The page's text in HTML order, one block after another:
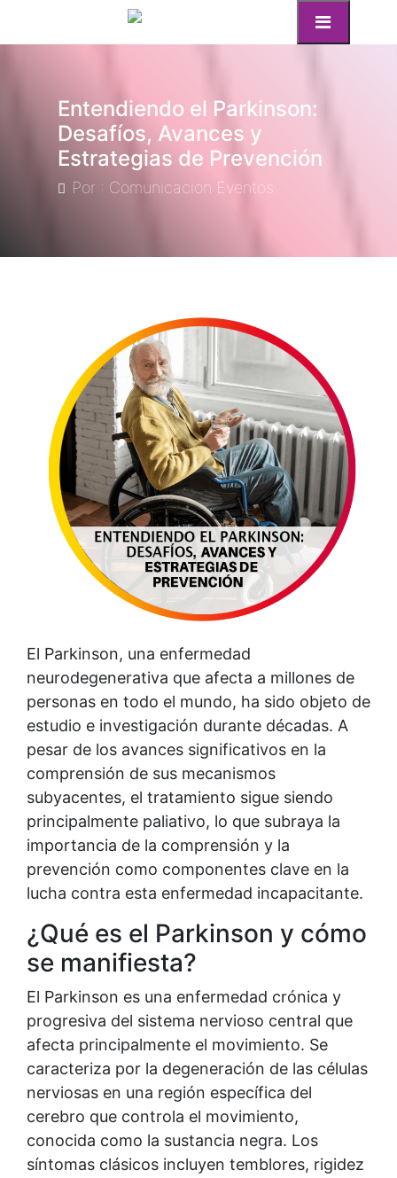
Entendiendo el Parkinson:
Desafíos, Avances y
Estrategias de Prevención
Por : Comunicacion Eventos
El Parkinson, una enfermedad
neurodegenerativa que afecta a millones de
personas en todo el mundo, ha sido objeto de
estudio e investigación durante décadas. A
pesar de los avances significativos en la
comprensión de sus mecanismos
subyacentes, el tratamiento sigue siendo
principalmente paliativo, lo que subraya la
importancia de la comprensión y la
prevención como componentes clave en la
lucha contra esta enfermedad incapacitante.
¿Qué es el Parkinson y cómo
se manifiesta?
El Parkinson es una enfermedad crónica y
progresiva del sistema nervioso central que
afecta principalmente el movimiento. Se
caracteriza por la degeneración de las células
nerviosas en una región específica del
cerebro que controla el movimiento,
conocida como la sustancia negra. Los
síntomas clásicos incluyen temblores, rigidez